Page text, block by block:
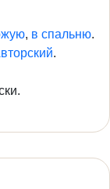
, в спальню.
.